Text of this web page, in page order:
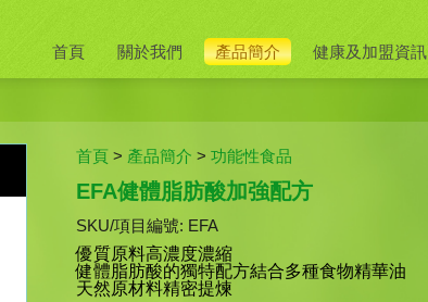
首頁 關於我們 產品簡介 健康及加盟資訊
首頁 > 產品簡介 > 功能性食品
EFA健體脂肪酸加強配方
SKU/項目編號: EFA
優質原料高濃度濃縮
健體脂肪酸的獨特配方結合多種食物精華油
天然原材料精密提煉